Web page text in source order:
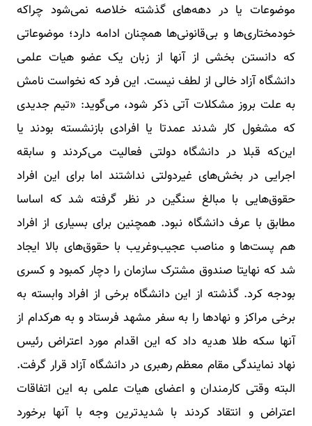
موضوعات یا در دهه‌های گذشته خلاصه نمی‌شود چراکه
خودمختاری‌ها و بی‌قانونی‌ها همچنان ادامه دارد؛ موضوعاتی
که دانستن بخشی از آنها از زبان یک عضو هیات علمی
دانشگاه آزاد خالی از لطف نیست. این فرد که نخواست نامش
به علت بروز مشکلات آتی ذکر شود، می‌گوید: «تیم جدیدی
که مشغول کار شدند عمدتا یا افرادی بازنشسته بودند یا
این‌که قبلا در دانشگاه دولتی فعالیت می‌کردند و سابقه
اجرایی در بخش‌های غیردولتی نداشتند اما برای این افراد
حقوق‌هایی با مبالغ سنگین در نظر گرفته شد که اساسا
مطابق با عرف دانشگاه نبود. همچنین برای بسیاری از افراد
هم پست‌ها و مناصب عجیب‌وغریب با حقوق‌های بالا ایجاد
شد که نهایتا صندوق مشترک سازمان را دچار کمبود و کسری
بودجه کرد. گذشته از این دانشگاه برخی از افراد وابسته به
برخی مراکز و نهادها را به سفر مشهد فرستاد و به هرکدام از
آنها سکه طلا هدیه داد که این اقدام مورد اعتراض رئیس
نهاد نمایندگی مقام معظم رهبری در دانشگاه آزاد قرار گرفت.
البته وقتی کارمندان و اعضای هیات علمی به این اتفاقات
اعتراض و انتقاد کردند با شدیدترین وجه با آنها برخورد